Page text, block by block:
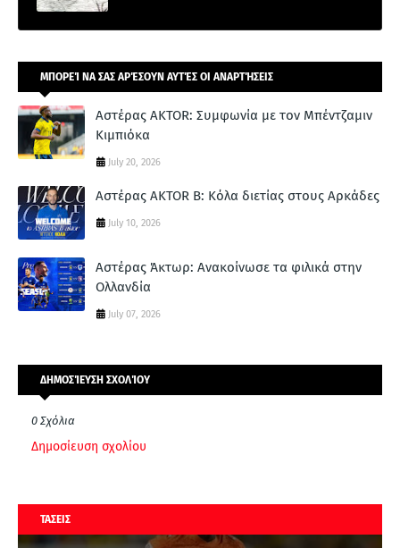
ΜΠΟΡΕΊ ΝΑ ΣΑΣ ΑΡΈΣΟΥΝ ΑΥΤΈΣ ΟΙ ΑΝΑΡΤΉΣΕΙΣ
Αστέρας AKTOR: Συμφωνία με τον Μπέντζαμιν
Κιμπιόκα
July 20, 2026
Αστέρας AKTOR Β: Κόλα διετίας στους Αρκάδες
July 10, 2026
Αστέρας Άκτωρ: Ανακοίνωσε τα φιλικά στην
Ολλανδία
July 07, 2026
ΔΗΜΟΣΊΕΥΣΗ ΣΧΟΛΊΟΥ
0 Σχόλια
Δημοσίευση σχολίου
ΤΑΣΕΙΣ